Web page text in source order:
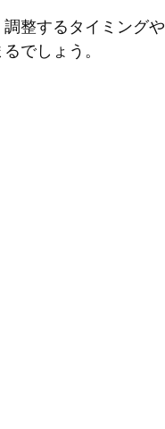
整するタイミングや
でしょう。